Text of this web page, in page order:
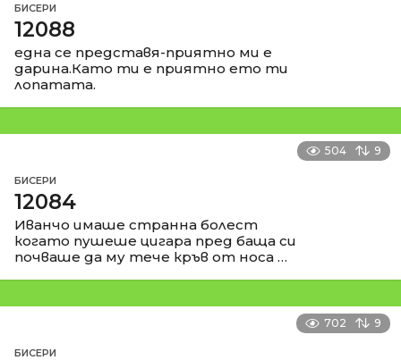
БИСЕРИ
12088
една се представя-приятно ми е
дарина.Като ти е приятно ето ти
лопатата.
504 9
БИСЕРИ
12084
Иванчо имаше странна болест
когато пушеше цигара пред баща си
почваше да му тече кръв от носа …
702 9
БИСЕРИ